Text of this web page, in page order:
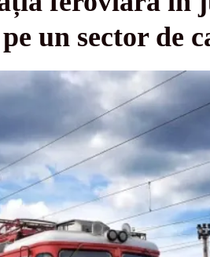
un sector de